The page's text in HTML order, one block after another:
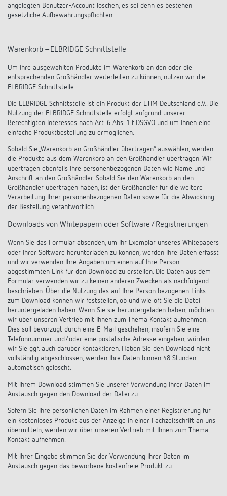
angelegten Benutzer-Account löschen, es sei denn es bestehen
gesetzliche Aufbewahrungspflichten.
Warenkorb –ELBRIDGE Schnittstelle
Um Ihre ausgewählten Produkte im Warenkorb an den oder die
entsprechenden Großhändler weiterleiten zu können, nutzen wir die
ELBRIDGE Schnittstelle.
Die ELBRIDGE Schnittstelle ist ein Produkt der ETIM Deutschland e.V.. Die
Nutzung der ELBRIDGE Schnittstelle erfolgt aufgrund unserer
Berechtigten Interesses nach Art. 6 Abs. 1 f DSGVO und um Ihnen eine
einfache Produktbestellung zu ermöglichen.
Sobald Sie „Warenkorb an Großhändler übertragen“ auswählen, werden
die Produkte aus dem Warenkorb an den Großhändler übertragen. Wir
übertragen ebenfalls Ihre personenbezogenen Daten wie Name und
Anschrift an den Großhändler. Sobald Sie den Warenkorb an den
Großhändler übertragen haben, ist der Großhändler für die weitere
Verarbeitung Ihrer personenbezogenen Daten sowie für die Abwicklung
der Bestellung verantwortlich.
Downloads von Whitepapern oder Software / Registrierungen
Wenn Sie das Formular absenden, um Ihr Exemplar unseres Whitepapers
oder Ihrer Software herunterladen zu können, werden Ihre Daten erfasst
und wir verwenden Ihre Angaben um einen auf Ihre Person
abgestimmten Link für den Download zu erstellen. Die Daten aus dem
Formular verwenden wir zu keinen anderen Zwecken als nachfolgend
beschrieben. Über die Nutzung des auf Ihre Person bezogenen Links
zum Download können wir feststellen, ob und wie oft Sie die Datei
heruntergeladen haben. Wenn Sie sie heruntergeladen haben, möchten
wir über unseren Vertrieb mit Ihnen zum Thema Kontakt aufnehmen.
Dies soll bevorzugt durch eine E-Mail geschehen, insofern Sie eine
Telefonnummer und/oder eine postalische Adresse eingeben, würden
wir Sie ggf. auch darüber kontaktieren. Haben Sie den Download nicht
vollständig abgeschlossen, werden Ihre Daten binnen 48 Stunden
automatisch gelöscht.
Mit Ihrem Download stimmen Sie unserer Verwendung Ihrer Daten im
Austausch gegen den Download der Datei zu.
Sofern Sie Ihre persönlichen Daten im Rahmen einer Registrierung für
ein kostenloses Produkt aus der Anzeige in einer Fachzeitschrift an uns
übermitteln, werden wir über unseren Vertrieb mit Ihnen zum Thema
Kontakt aufnehmen.
Mit Ihrer Eingabe stimmen Sie der Verwendung Ihrer Daten im
Austausch gegen das beworbene kostenfreie Produkt zu.